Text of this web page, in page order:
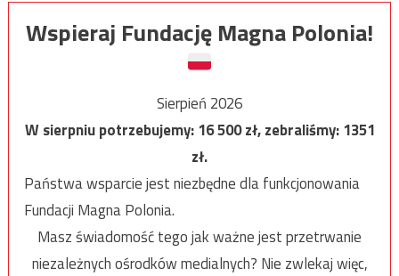
Wspieraj Fundację Magna Polonia!
Sierpień 2026
W sierpniu potrzebujemy:16 500zł, zebraliśmy:1351
zł.
Państwa wsparcie jest niezbędne dla funkcjonowania
Fundacji Magna Polonia.
Masz świadomość tego jak ważne jest przetrwanie
niezależnych ośrodków medialnych? Nie zwlekaj więc,